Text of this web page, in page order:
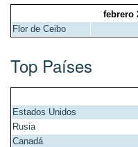
febrero
Flor de Ceibo
Top Países
Estados Unidos
Rusia
Canadá